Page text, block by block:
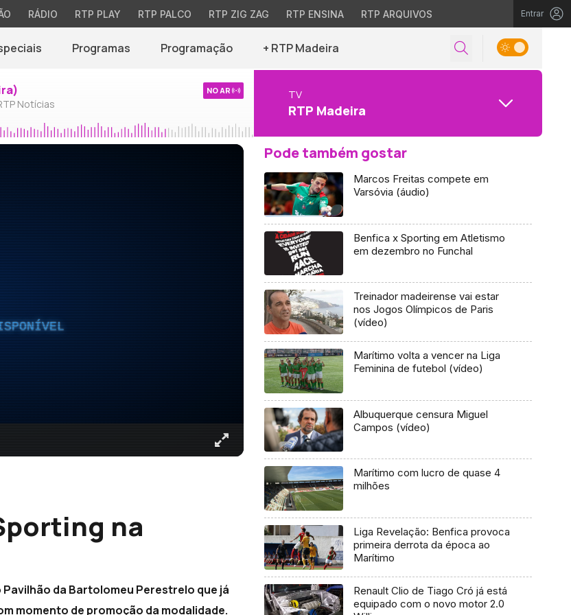
RÁDIO RTP PLAY RTP PALCO RTP ZIG ZAG RTP ENSINA RTP ARQUIVOS Entrar
Programas Programação + RTP Madeira
Notícias
NO AR TV
RTP Madeira
na
da Bartolomeu Perestrelo que já
momento de promoção da modalidade.
Pode também gostar
Marcos Freitas compete em
Varsóvia (áudio)
Benfica x Sporting em Atletismo
em dezembro no Funchal
Treinador madeirense vai estar
nos Jogos Olímpicos de Paris
(vídeo)
Marítimo volta a vencer na Liga
Feminina de futebol (vídeo)
Albuquerque censura Miguel
Campos (vídeo)
Marítimo com lucro de quase 4
milhões
Liga Revelação: Benfica provoca
primeira derrota da época ao
Marítimo
Renault Clio de Tiago Cró já está
equipado com o novo motor 2.0